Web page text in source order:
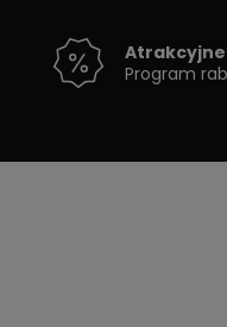
Program